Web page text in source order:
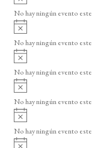
o
v
i
o
No hay ningún evento
A
v
i
o
No hay ningún evento
A
v
i
o
No hay ningún evento
A
v
i
o
No hay ningún evento
A
v
i
No hay ningún evento
A